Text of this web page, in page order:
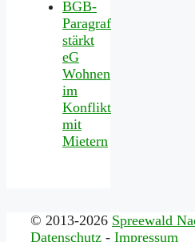
BGB-
Paragraf
stärkt
eG
Wohnen
im
Konflikt
mit
Mietern
© 2013-2026 Spreewald
Datenschutz - Impressum